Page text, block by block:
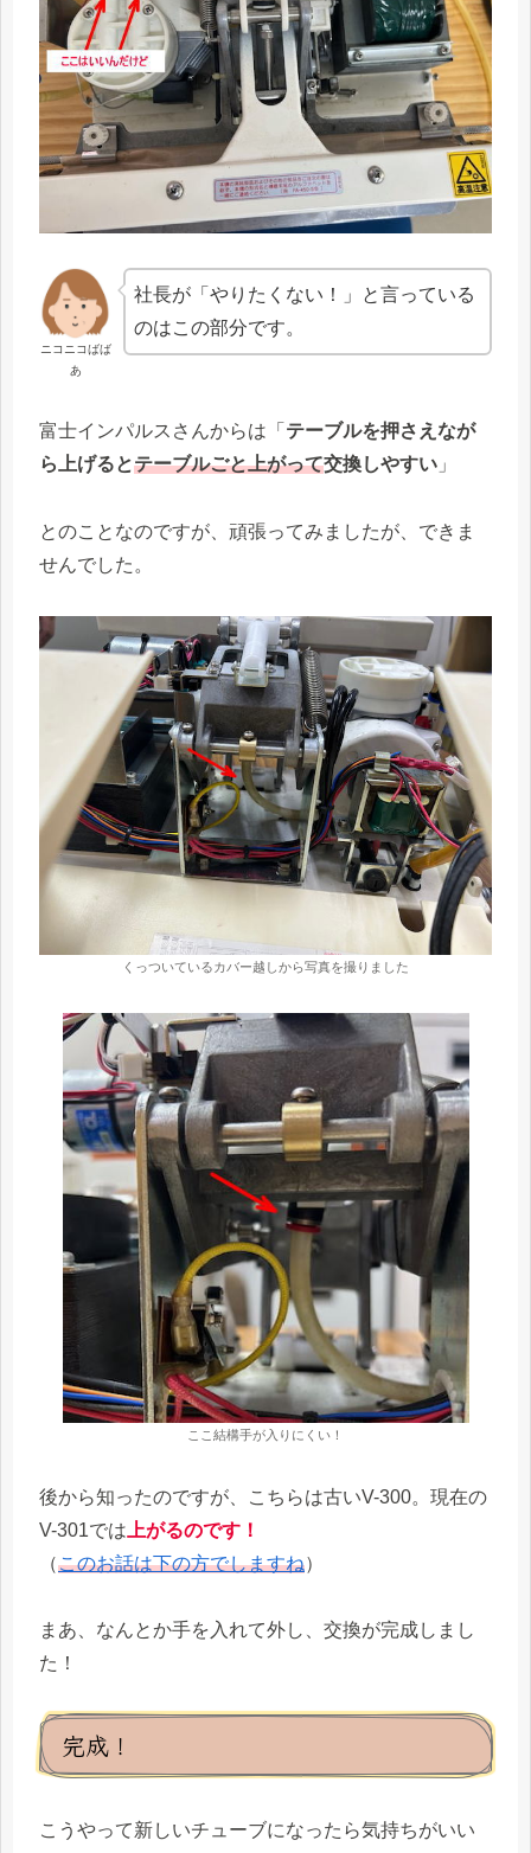
ニコニコばば
あ
社長が「やりたくない！」と言っている
のはこの部分です。
富士インパルスさんからは「 テーブルを押さえなが
ら上げるとテーブルごと上がって交換しやすい 」
とのことなのですが、頑張ってみましたが、できま
せんでした。
くっついているカバー越しから写真を撮りました
ここ結構手が入りにくい！
後から知ったのですが、こちらは古いV-300。現在の
V-301では 上がるのです！
（このお話は下の方でしますね）
まあ、なんとか手を入れて外し、交換が完成しまし
た！
完成！
こうやって新しいチューブになったら気持ちがいい